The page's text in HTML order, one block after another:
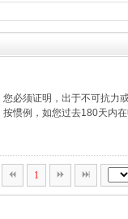
必须证明，出于不可抗力
惯例，如您过去180天内
1